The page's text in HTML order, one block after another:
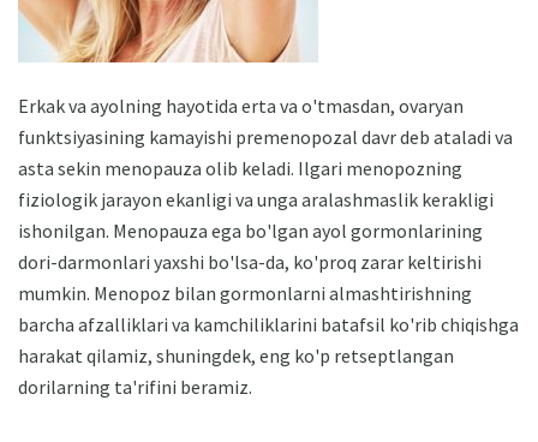
Erkak va ayolning hayotida erta va o'tmasdan, ovaryan
funktsiyasining kamayishi premenopozal davr deb ataladi va
asta sekin menopauza olib keladi. Ilgari menopozning
fiziologik jarayon ekanligi va unga aralashmaslik kerakligi
ishonilgan. Menopauza ega bo'lgan ayol gormonlarining
dori-darmonlari yaxshi bo'lsa-da, ko'proq zarar keltirishi
mumkin. Menopoz bilan gormonlarni almashtirishning
barcha afzalliklari va kamchiliklarini batafsil ko'rib chiqishga
harakat qilamiz, shuningdek, eng ko'p retseptlangan
dorilarning ta'rifini beramiz.